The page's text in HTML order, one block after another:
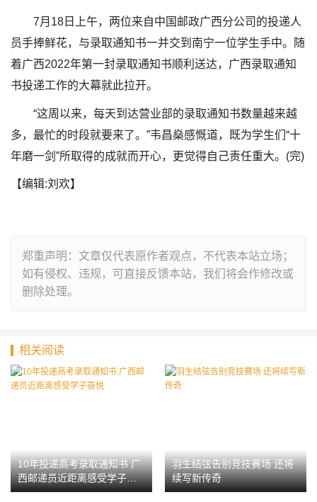
7月18日上午，两位来自中国邮政广西分公司的投递人
员手捧鲜花，与录取通知书一并交到南宁一位学生手中。随
着广西2022年第一封录取通知书顺利送达，广西录取通知
书投递工作的大幕就此拉开。
“这周以来，每天到达营业部的录取通知书数量越来越
多，最忙的时段就要来了。”韦昌燊感慨道，既为学生们“十
年磨一剑”所取得的成就而开心，更觉得自己责任重大。(完)
【编辑:刘欢】
郑重声明：文章仅代表原作者观点，不代表本站立场；
如有侵权、违规，可直接反馈本站，我们将会作修改或
删除处理。
相关阅读
10年投递高考录取通知书 广
西邮递员近距离感受学子喜
悦
羽生结弦告别竞技赛场 还将
续写新传奇